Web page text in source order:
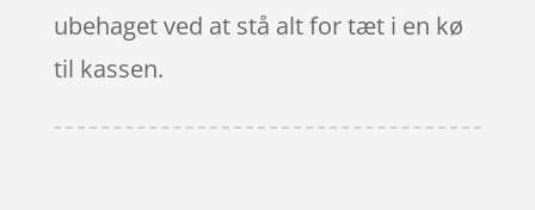
ubehaget ved at stå alt for tæt i en kø
til kassen.